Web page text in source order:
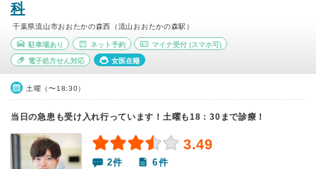
科
千葉県流山市おおたかの森西（流山おおたかの森駅）
駐車場あり ネット予約 マイナ受付 (スマホ可)
電子処方せん対応 女医在籍
土曜（〜18:30）
当日の急患も受け入れ行っています！土曜も18：30まで診療！
3.49
2件 6件